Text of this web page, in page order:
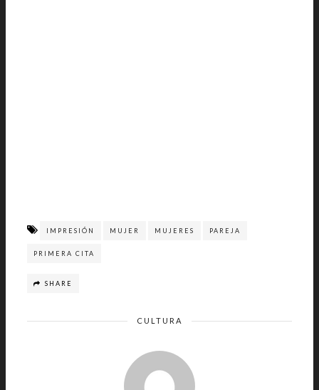
IMPRESIÓN MUJER MUJERES PAREJA
PRIMERA CITA
SHARE
CULTURA